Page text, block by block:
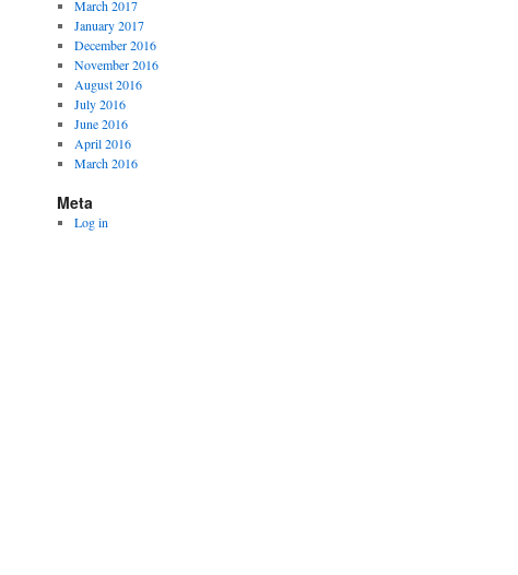
March 2017
January 2017
December 2016
November 2016
August 2016
July 2016
June 2016
April 2016
March 2016
Meta
Log in